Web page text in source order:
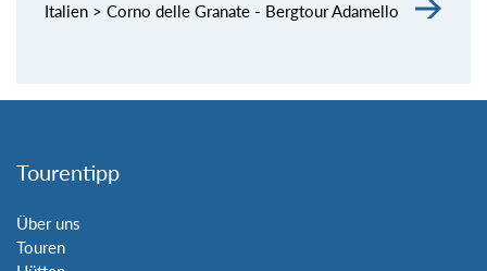
Italien > Corno delle Granate - Bergtour Adamello
Tourentipp
Über uns
Touren